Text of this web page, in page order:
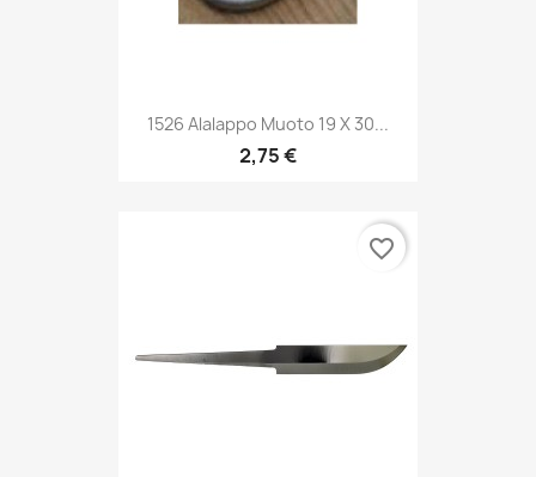
1526 Alalappo Muoto 19 X 30...
2,75 €
favorite_border